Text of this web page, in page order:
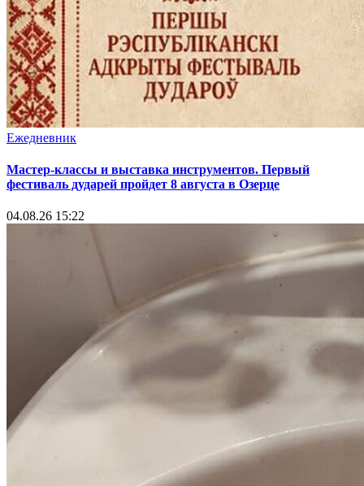
Ежедневник
Мастер-классы и выставка инструментов. Первый
фестиваль дударей пройдет 8 августа в Озерце
04.08.26 15:22